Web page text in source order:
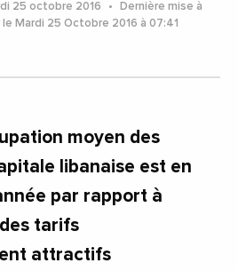
25 octobre 2016
Dernière mise à
le Mardi 25 Octobre 2016 à 07:41
moyen des
libanaise est en
par rapport à
tarifs
attractifs